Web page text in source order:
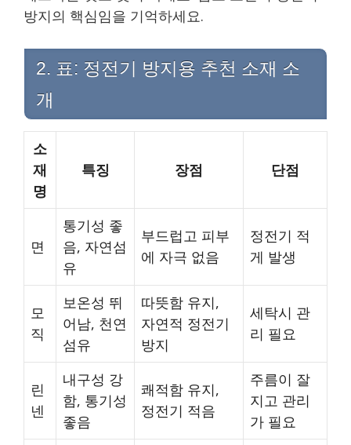
방지의 핵심임을 기억하세요.
2. 표: 정전기 방지용 추천 소재 소
개
소
재
명
특징 장점 단점
면
통기성 좋
음, 자연섬
유
부드럽고 피부
에 자극 없음
정전기 적
게 발생
모
직
보온성 뛰
어남, 천연
섬유
따뜻함 유지,
자연적 정전기
방지
세탁시 관
리 필요
린
넨
내구성 강
함, 통기성
좋음
쾌적함 유지,
정전기 적음
주름이 잘
지고 관리
가 필요